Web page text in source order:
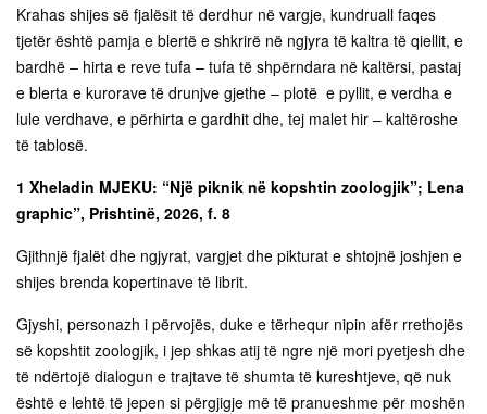
Krahas shijes së fjalësit të derdhur në vargje, kundruall faqes
tjetër është pamja e blertë e shkrirë në ngjyra të kaltra të qiellit, e
bardhë – hirta e reve tufa – tufa të shpërndara në kaltërsi, pastaj
e blerta e kurorave të drunjve gjethe – plotë e pyllit, e verdha e
lule verdhave, e përhirta e gardhit dhe, tej malet hir – kaltëroshe
të tablosë.
1 Xheladin MJEKU: “Një piknik në kopshtin zoologjik”; Lena
graphic”, Prishtinë, 2026, f. 8
Gjithnjë fjalët dhe ngjyrat, vargjet dhe pikturat e shtojnë joshjen e
shijes brenda kopertinave të librit.
Gjyshi, personazh i përvojës, duke e tërhequr nipin afër rrethojës
së kopshtit zoologjik, i jep shkas atij të ngre një mori pyetjesh dhe
të ndërtojë dialogun e trajtave të shumta të kureshtjeve, që nuk
është e lehtë të jepen si përgjigje më të pranueshme për moshën